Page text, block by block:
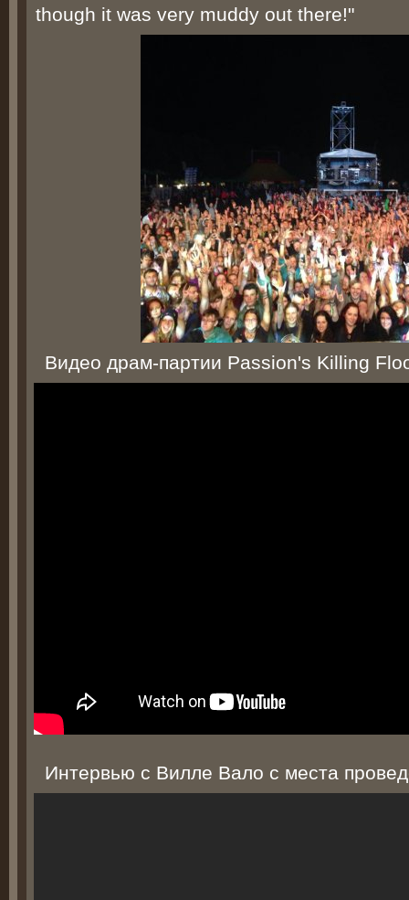
though it was very muddy out there!"
Видео драм-партии Passion's Killing
Интервью с Вилле Вало с места